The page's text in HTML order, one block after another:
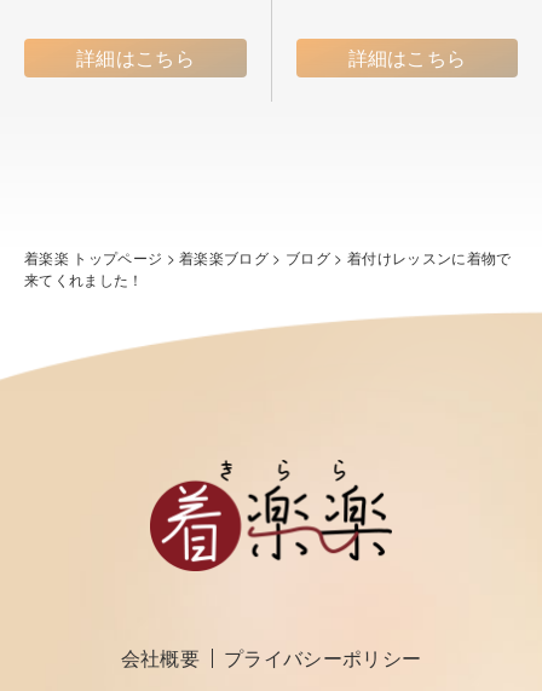
詳細はこちら 詳細はこちら
着楽楽 トップページ >着楽楽ブログ > ブログ > 着付けレッスンに着物で
来てくれました！
会社概要 プライバシーポリシー